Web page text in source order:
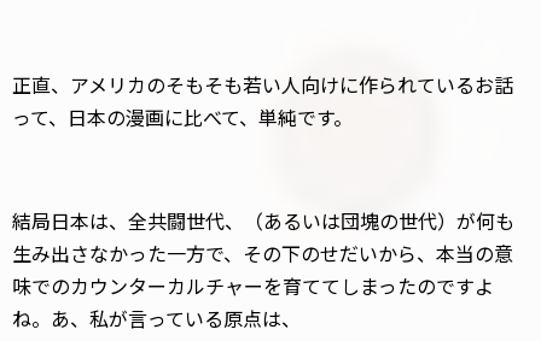
正直、アメリカのそもそも若い人向けに作られているお話
って、日本の漫画に比べて、単純です。
結局日本は、全共闘世代、（あるいは団塊の世代）が何も
生み出さなかった一方で、その下のせだいから、本当の意
味でのカウンターカルチャーを育ててしまったのですよ
ね。あ、私が言っている原点は、